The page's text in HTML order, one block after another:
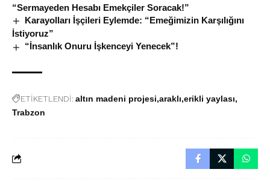
“Sermayeden Hesabı Emekçiler Soracak!”
Karayolları İşçileri Eylemde: “Emeğimizin Karşılığını
İstiyoruz”
“İnsanlık Onuru İşkenceyi Yenecek”!
ETİKETLENDİ:altın madeni projesi araklı erikli yaylası
Trabzon